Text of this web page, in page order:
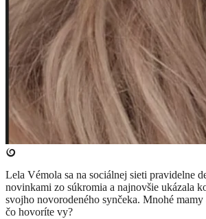
Lela Vémola sa na sociálnej sieti pravidelne
novinkami zo súkromia a najnovšie ukázala
svojho novorodeného synčeka. Mnohé mamy
čo hovoríte vy?